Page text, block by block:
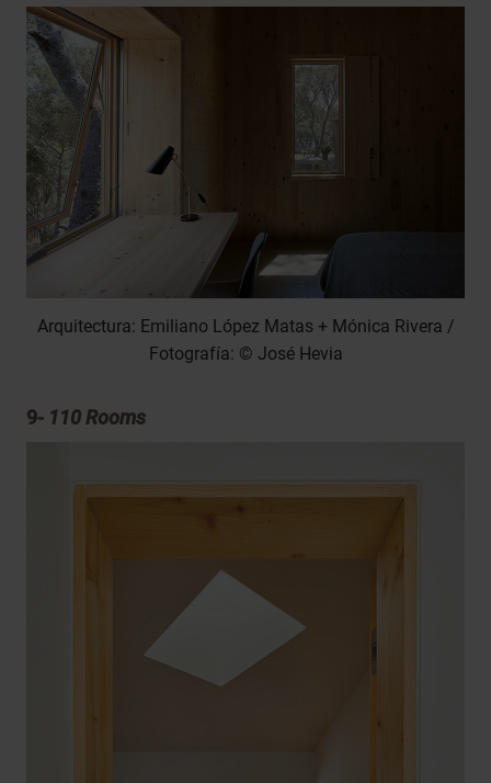
Arquitectura: Emiliano López Matas + Mónica Rivera /
Fotografía: © José Hevia
9- 110 Rooms